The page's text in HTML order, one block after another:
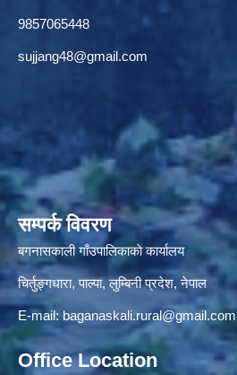
9857065448
sujjang48@gmail.com
सम्पर्क विवरण
बगनासकाली गाँउपालिकाकाे कार्यालय
चिर्तुङ्गधारा, पाल्पा, लुम्बिनी प्रदेश, नेपाल
E-mail: baganaskali.rural@gmail.com
Office Location